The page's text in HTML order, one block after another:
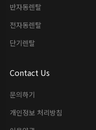
반자동렌탈
전자동렌탈
단기렌탈
Contact Us
문의하기
개인정보 처리방침